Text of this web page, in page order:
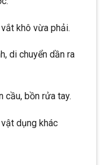
khô vừa phải.
di chuyển dần ra
cầu, bồn rửa tay.
dụng khác